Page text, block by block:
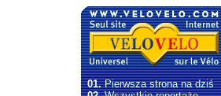
01.Pierwsza strona na dziś